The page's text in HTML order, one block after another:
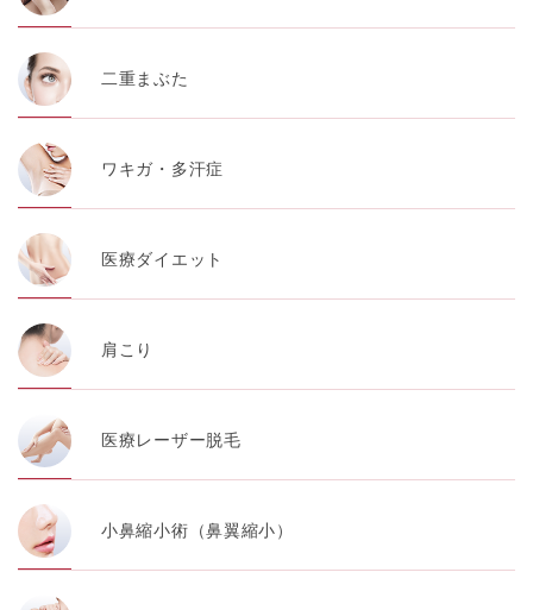
二重まぶた
ワキガ・多汗症
医療ダイエット
肩こり
医療レーザー脱毛
小鼻縮小術（鼻翼縮小）